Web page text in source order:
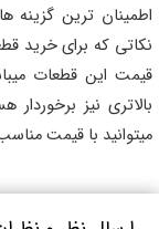
اطمینان ترین
نکاتی که برای خرید
قیمت این قطعات
بالاتری نیز
میتوانید با قیمت